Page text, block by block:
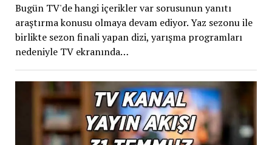
Bugün TV'de hangi içerikler var sorusunun yanıtı
araştırma konusu olmaya devam ediyor. Yaz sezonu ile
birlikte sezon finali yapan dizi, yarışma programları
nedeniyle TV ekranında…